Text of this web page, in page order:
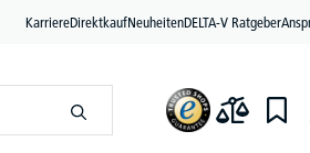
KarriereDirektkaufNeuheitenDELTA-V Ratgeber